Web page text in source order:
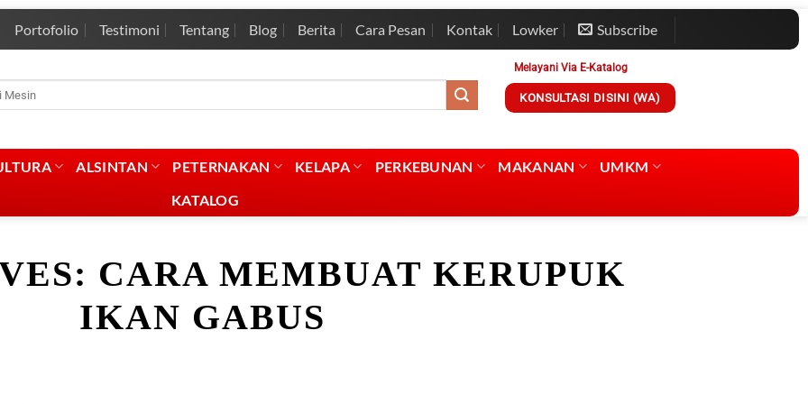
Portofolio Testimoni Tentang Blog Berita Cara Pesan Kontak Lowker Subscribe
Melayani Via E-Katalog
KONSULTASI DISINI (WA)
ALSINTAN PETERNAKAN KELAPA PERKEBUNAN MAKANAN
UMKM
KATALOG
CARA MEMBUAT KERUPUK
IKAN GABUS